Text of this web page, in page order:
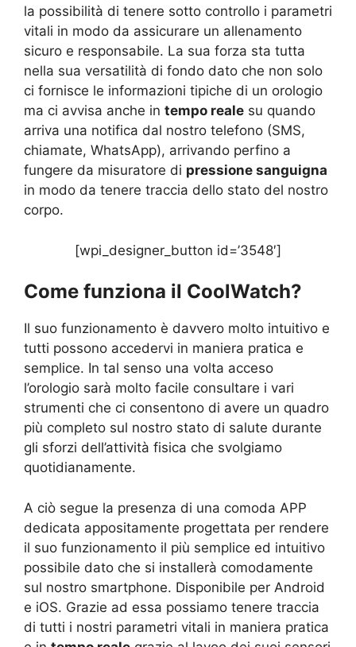
la possibilità di tenere sotto controllo i parametri
vitali in modo da assicurare un allenamento
sicuro e responsabile. La sua forza sta tutta
nella sua versatilità di fondo dato che non solo
ci fornisce le informazioni tipiche di un orologio
ma ci avvisa anche in tempo reale su quando
arriva una notifica dal nostro telefono (SMS,
chiamate, WhatsApp), arrivando perfino a
fungere da misuratore di pressione sanguigna
in modo da tenere traccia dello stato del nostro
corpo.
[wpi_designer_button id=’3548′]
Come funziona il CoolWatch?
Il suo funzionamento è davvero molto intuitivo e
tutti possono accedervi in maniera pratica e
semplice. In tal senso una volta acceso
l’orologio sarà molto facile consultare i vari
strumenti che ci consentono di avere un quadro
più completo sul nostro stato di salute durante
gli sforzi dell’attività fisica che svolgiamo
quotidianamente.
A ciò segue la presenza di una comoda APP
dedicata appositamente progettata per rendere
il suo funzionamento il più semplice ed intuitivo
possibile dato che si installerà comodamente
sul nostro smartphone. Disponibile per Android
e iOS. Grazie ad essa possiamo tenere traccia
di tutti i nostri parametri vitali in maniera pratica